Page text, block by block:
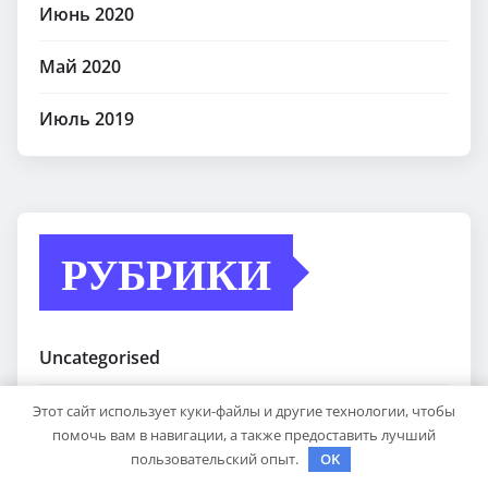
Июнь 2020
Май 2020
Июль 2019
РУБРИКИ
Uncategorised
Куда поехать
Новости авто
Этот сайт использует куки-файлы и другие технологии, чтобы
помочь вам в навигации, а также предоставить лучший
пользовательский опыт.
OK